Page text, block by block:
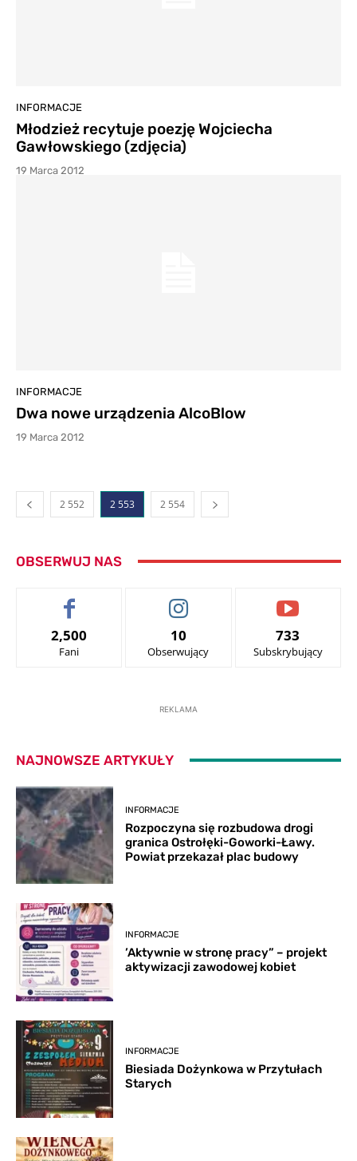
INFORMACJE
Młodzież recytuje poezję Wojciecha
Gawłowskiego (zdjęcia)
19 Marca 2012
INFORMACJE
Dwa nowe urządzenia AlcoBlow
19 Marca 2012
2 552 2 553 2 554
OBSERWUJ NAS
2,500
Fani
10
Obserwujący
733
Subskrybujący
REKLAMA
NAJNOWSZE ARTYKUŁY
INFORMACJE
Rozpoczyna się rozbudowa drogi
granica Ostrołęki-Goworki-Ławy.
Powiat przekazał plac budowy
INFORMACJE
’Aktywnie w stronę pracy” – projekt
aktywizacji zawodowej kobiet
INFORMACJE
Biesiada Dożynkowa w Przytułach
Starych